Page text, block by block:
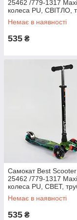
25462 /779-1317
колеса PU, СВІТЛО,
керма алюмінієва,
Немає в наявності
535 ₴
Самокат Best
25462 /779-1317
колеса PU, СВЕТ,
керма алюмінієва,
Немає в наявності
535 ₴